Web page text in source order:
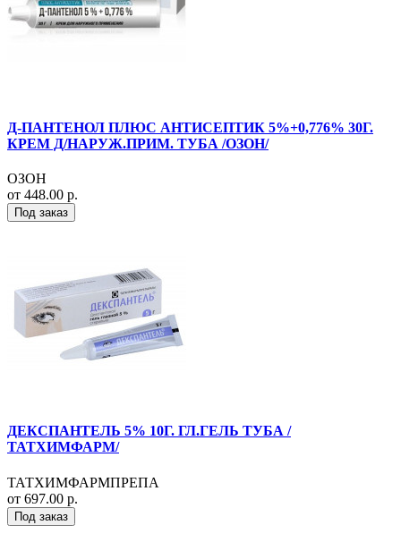
Д-ПАНТЕНОЛ ПЛЮС АНТИСЕПТИК 5%+0,776% 30Г.
КРЕМ Д/НАРУЖ.ПРИМ. ТУБА /ОЗОН/
ОЗОН
от 448.00 р.
Под заказ
ДЕКСПАНТЕЛЬ 5% 10Г. ГЛ.ГЕЛЬ ТУБА /
ТАТХИМФАРМ/
ТАТХИМФАРМПРЕПА
от 697.00 р.
Под заказ